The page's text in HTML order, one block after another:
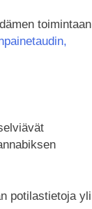
toimintaan
potilastietoja yli